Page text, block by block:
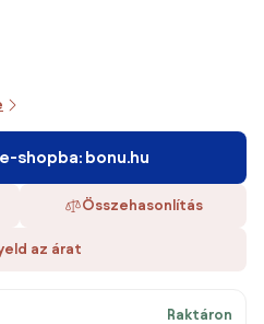
shopba: bonu.hu
Összehasonlítás
az árat
Raktáron